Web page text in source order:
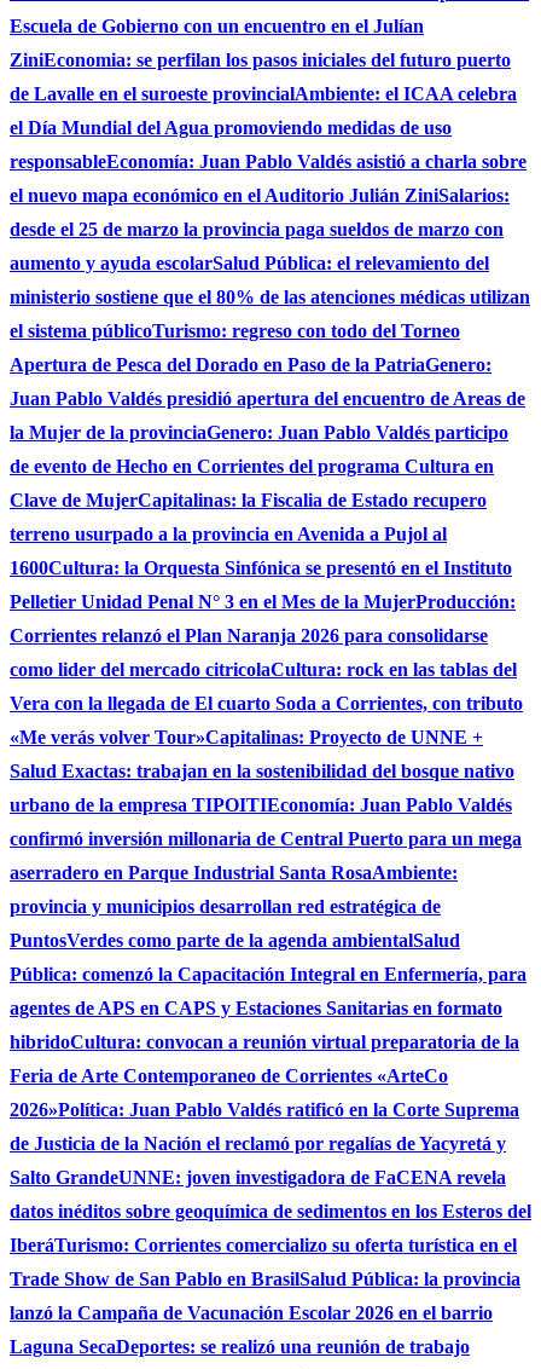
Escuela de Gobierno con un encuentro en el Julían
ZiniEconomia: se perfilan los pasos iniciales del futuro puerto
de Lavalle en el suroeste provincialAmbiente: el ICAA celebra
el Día Mundial del Agua promoviendo medidas de uso
responsableEconomía: Juan Pablo Valdés asistió a charla sobre
el nuevo mapa económico en el Auditorio Julián ZiniSalarios:
desde el 25 de marzo la provincia paga sueldos de marzo con
aumento y ayuda escolarSalud Pública: el relevamiento del
ministerio sostiene que el 80% de las atenciones médicas utilizan
el sistema públicoTurismo: regreso con todo del Torneo
Apertura de Pesca del Dorado en Paso de la PatriaGenero:
Juan Pablo Valdés presidió apertura del encuentro de Areas de
la Mujer de la provinciaGenero: Juan Pablo Valdés participo
de evento de Hecho en Corrientes del programa Cultura en
Clave de MujerCapitalinas: la Fiscalia de Estado recupero
terreno usurpado a la provincia en Avenida a Pujol al
1600Cultura: la Orquesta Sinfónica se presentó en el Instituto
Pelletier Unidad Penal N° 3 en el Mes de la MujerProducción:
Corrientes relanzó el Plan Naranja 2026 para consolidarse
como lider del mercado citricolaCultura: rock en las tablas del
Vera con la llegada de El cuarto Soda a Corrientes, con tributo
«Me verás volver Tour»Capitalinas: Proyecto de UNNE +
Salud Exactas: trabajan en la sostenibilidad del bosque nativo
urbano de la empresa TIPOITIEconomía: Juan Pablo Valdés
confirmó inversión millonaria de Central Puerto para un mega
aserradero en Parque Industrial Santa RosaAmbiente:
provincia y municipios desarrollan red estratégica de
PuntosVerdes como parte de la agenda ambientalSalud
Pública: comenzó la Capacitación Integral en Enfermería, para
agentes de APS en CAPS y Estaciones Sanitarias en formato
hibridoCultura: convocan a reunión virtual preparatoria de la
Feria de Arte Contemporaneo de Corrientes «ArteCo
2026»Política: Juan Pablo Valdés ratificó en la Corte Suprema
de Justicia de la Nación el reclamó por regalías de Yacyretá y
Salto GrandeUNNE: joven investigadora de FaCENA revela
datos inéditos sobre geoquímica de sedimentos en los Esteros del
IberáTurismo: Corrientes comercializo su oferta turística en el
Trade Show de San Pablo en BrasilSalud Pública: la provincia
lanzó la Campaña de Vacunación Escolar 2026 en el barrio
Laguna SecaDeportes: se realizó una reunión de trabajo